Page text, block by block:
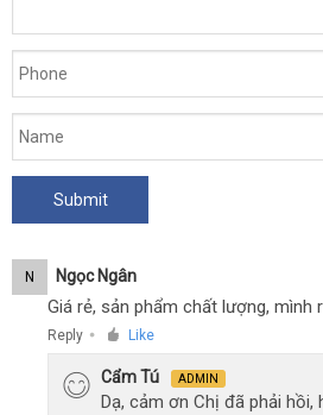
N Ngọc Ngân
Giá rẻ, sản phẩm chất lượng, mình
Reply ● Like
Cẩm Tú ADMIN
Dạ, cảm ơn Chị đã phải